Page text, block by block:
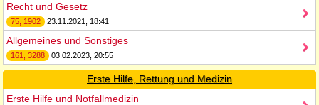
Recht und Gesetz
75, 1902 23.11.2021, 18:41
Allgemeines und Sonstiges
161, 3288 03.02.2023, 20:55
Erste Hilfe, Rettung und Medizin
Erste Hilfe und Notfallmedizin